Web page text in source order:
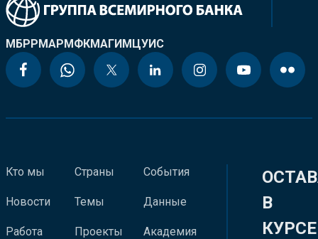
МБРРМАРМФКМАГИМЦУИС
Кто мы
Новости
Работа
Страны
Темы
Проекты
События
Данные
Академия
В
КУРСЕ